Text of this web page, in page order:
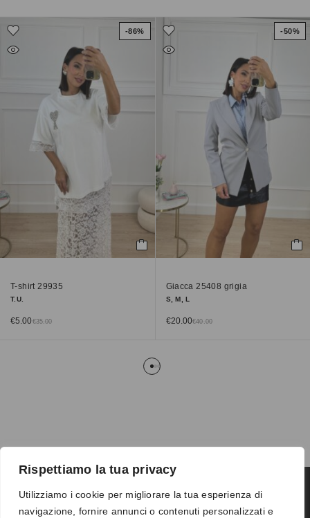
Rispettiamo la tua privacy
Utilizziamo i cookie per migliorare la tua esperienza di
navigazione, fornire annunci o contenuti personalizzati e
-86%
T-shirt 29935
T.U.
€35.00
€5.00
-50%
Giacca 25408 grigia
S, M, L
€40.00
€20.00